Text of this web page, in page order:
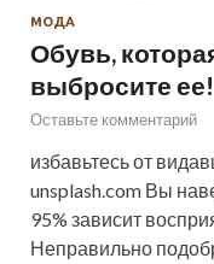
МОДА
Обувь,
выбросите ее!
Оставьте комментарий
избавьтесь от
unsplash.com Вы
95% зависит
Неправильно